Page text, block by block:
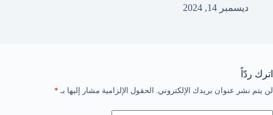
ديسمبر 14, 2024
اترك ردّاً
لن يتم نشر عنوان بريدك الإلكتروني. الحقول الإلزامية مشار إليها بـ *